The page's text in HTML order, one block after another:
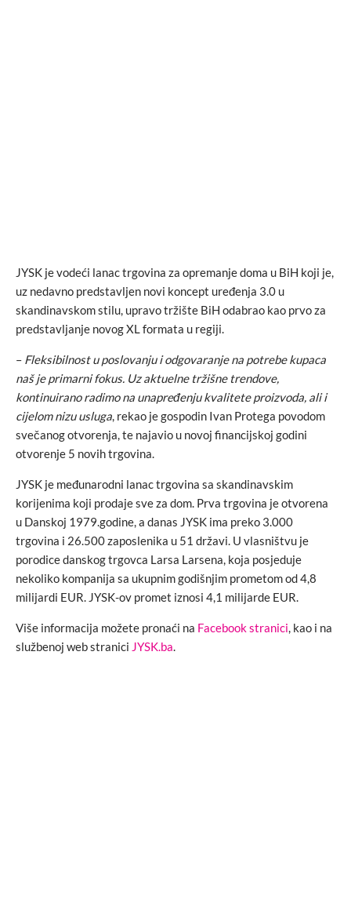
JYSK je vodeći lanac trgovina za opremanje doma u BiH koji je,
uz nedavno predstavljen novi koncept uređenja 3.0 u
skandinavskom stilu, upravo tržište BiH odabrao kao prvo za
predstavljanje novog XL formata u regiji.
– Fleksibilnost u poslovanju i odgovaranje na potrebe kupaca
naš je primarni fokus. Uz aktuelne tržišne trendove,
kontinuirano radimo na unapređenju kvalitete proizvoda, ali i
cijelom nizu usluga, rekao je gospodin Ivan Protega povodom
svečanog otvorenja, te najavio u novoj financijskoj godini
otvorenje 5 novih trgovina.
JYSK je međunarodni lanac trgovina sa skandinavskim
korijenima koji prodaje sve za dom. Prva trgovina je otvorena
u Danskoj 1979.godine, a danas JYSK ima preko 3.000
trgovina i 26.500 zaposlenika u 51 državi. U vlasništvu je
porodice danskog trgovca Larsa Larsena, koja posjeduje
nekoliko kompanija sa ukupnim godišnjim prometom od 4,8
milijardi EUR. JYSK-ov promet iznosi 4,1 milijarde EUR.
Više informacija možete pronaći na Facebook stranici, kao i na
službenoj web stranici JYSK.ba.